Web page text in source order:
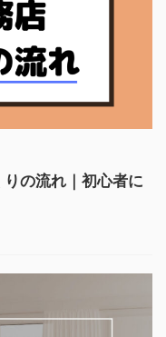
りの流れ｜初心者に